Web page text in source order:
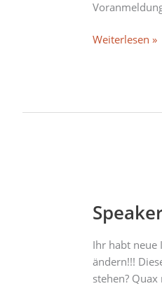
im
Weiterlesen »
Ihr habt neue
ändern!!!
stehen? Quax
–
THEMA
Musik
Special